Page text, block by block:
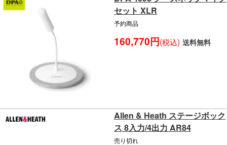
セット XLR
予約商品
160,770円(税込) 送料無料
Allen & Heath ステージボック
ス 8入力/4出力 AR84
売り切れ